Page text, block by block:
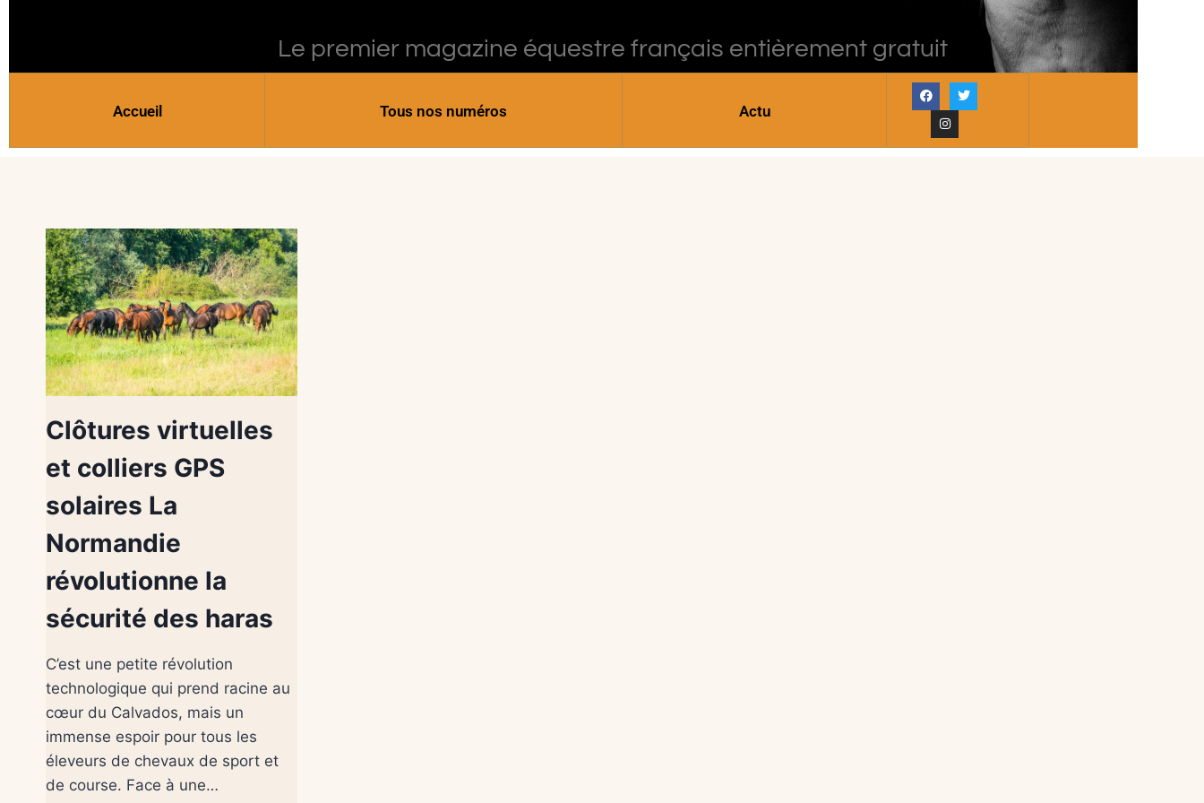
Le premier magazine équestre français entièrement gratuit
Accueil Tous nos numéros Actu
Clôtures virtuelles
et colliers GPS
solaires La
Normandie
révolutionne la
sécurité des haras
C’est une petite révolution
technologique qui prend racine au
cœur du Calvados, mais un
immense espoir pour tous les
éleveurs de chevaux de sport et
de course. Face à une…